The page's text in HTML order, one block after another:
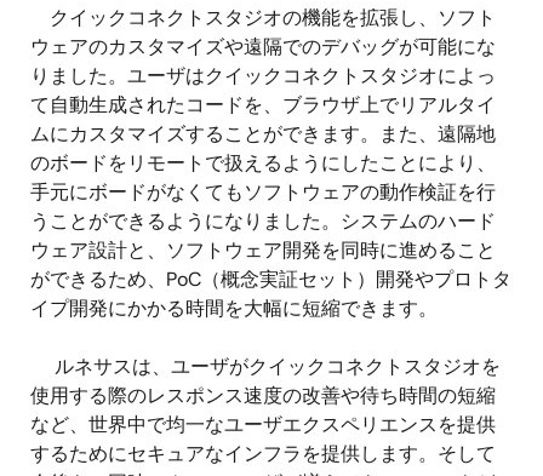
クイックコネクトスタジオの機能を拡張し、ソフト
ウェアのカスタマイズや遠隔でのデバッグが可能にな
りました。ユーザはクイックコネクトスタジオによっ
て自動生成されたコードを、ブラウザ上でリアルタイ
ムにカスタマイズすることができます。また、遠隔地
のボードをリモートで扱えるようにしたことにより、
手元にボードがなくてもソフトウェアの動作検証を行
うことができるようになりました。システムのハード
ウェア設計と、ソフトウェア開発を同時に進めること
ができるため、PoC（概念実証セット）開発やプロトタ
イプ開発にかかる時間を大幅に短縮できます。
ルネサスは、ユーザがクイックコネクトスタジオを
使用する際のレスポンス速度の改善や待ち時間の短縮
など、世界中で均一なユーザエクスペリエンスを提供
するためにセキュアなインフラを提供します。そして